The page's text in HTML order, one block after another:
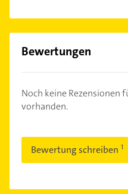
Bewertungen
Noch keine Rezensionen
vorhanden.
Bewertung schreiben